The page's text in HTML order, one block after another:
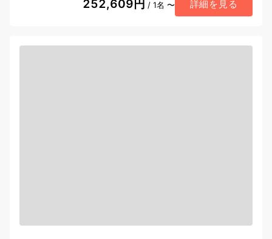
252,609円 / 1名 〜 詳細を見る